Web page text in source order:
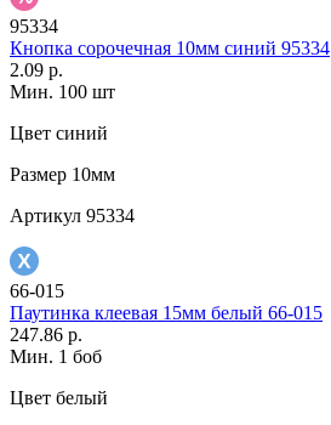
95334
Кнопка сорочечная 10мм синий 95334
2.09 р.
Мин. 100 шт
Цвет синий
Размер 10мм
Артикул 95334
66-015
Паутинка клеевая 15мм белый 66-015
247.86 р.
Мин. 1 боб
Цвет белый